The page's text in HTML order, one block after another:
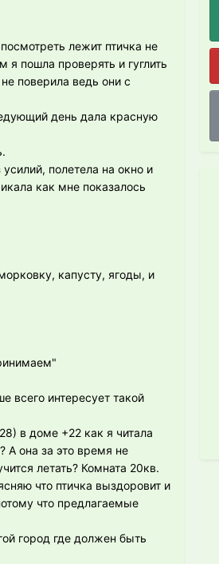
лежит птичка не
пошла проверять и гуглить
поверила ведь они с
день дала красную
полетела на окно и
как мне показалось
капусту, ягоды, и
всего интересует такой
в доме +22 как я читала
А она за это время не
летать? Комната 20кв.
что птичка выздоровит и
что предлагаемые
город где должен быть